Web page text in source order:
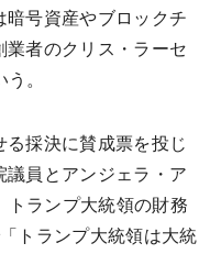
号資産やブロックチ
者のクリス・ラーセ
。
採決に賛成票を投じ
員とアンジェラ・ア
ランプ大統領の財務
トランプ大統領は大統